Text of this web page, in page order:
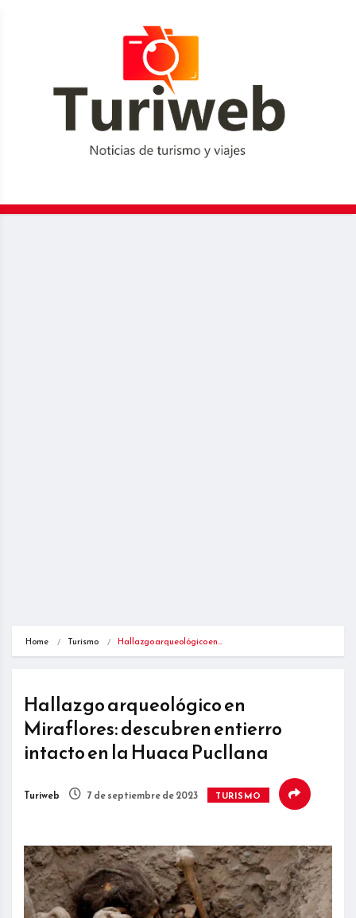
Home Turismo Hallazgo arqueológico en…
Hallazgo arqueológico en
Miraflores: descubren entierro
intacto en la Huaca Pucllana
Turiweb 7 de septiembre de 2023 TURISMO